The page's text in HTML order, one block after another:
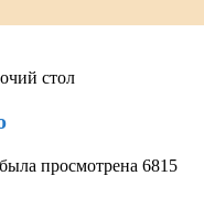
стол
просмотрена 6815